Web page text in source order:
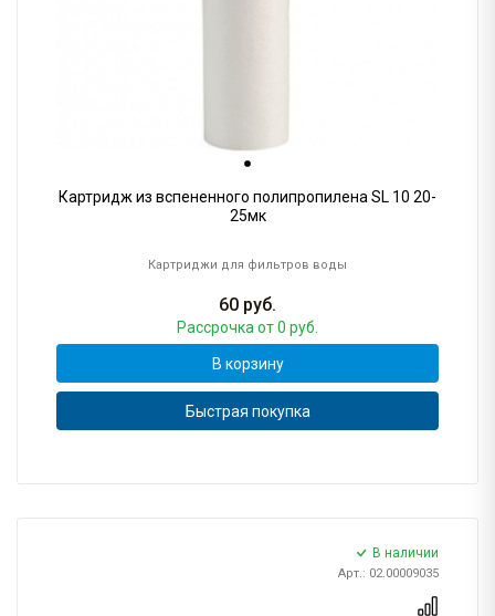
Картридж из вспененного полипропилена SL 10 20-
25мк
Картриджи для фильтров воды
60 руб.
Рассрочка от 0 руб.
В корзину
Быстрая покупка
В наличии
Арт.: 02.00009035